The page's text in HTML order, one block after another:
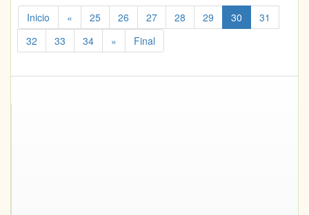
Inicio « 25 26 27 28 29 30
31
32
33 34 » Final